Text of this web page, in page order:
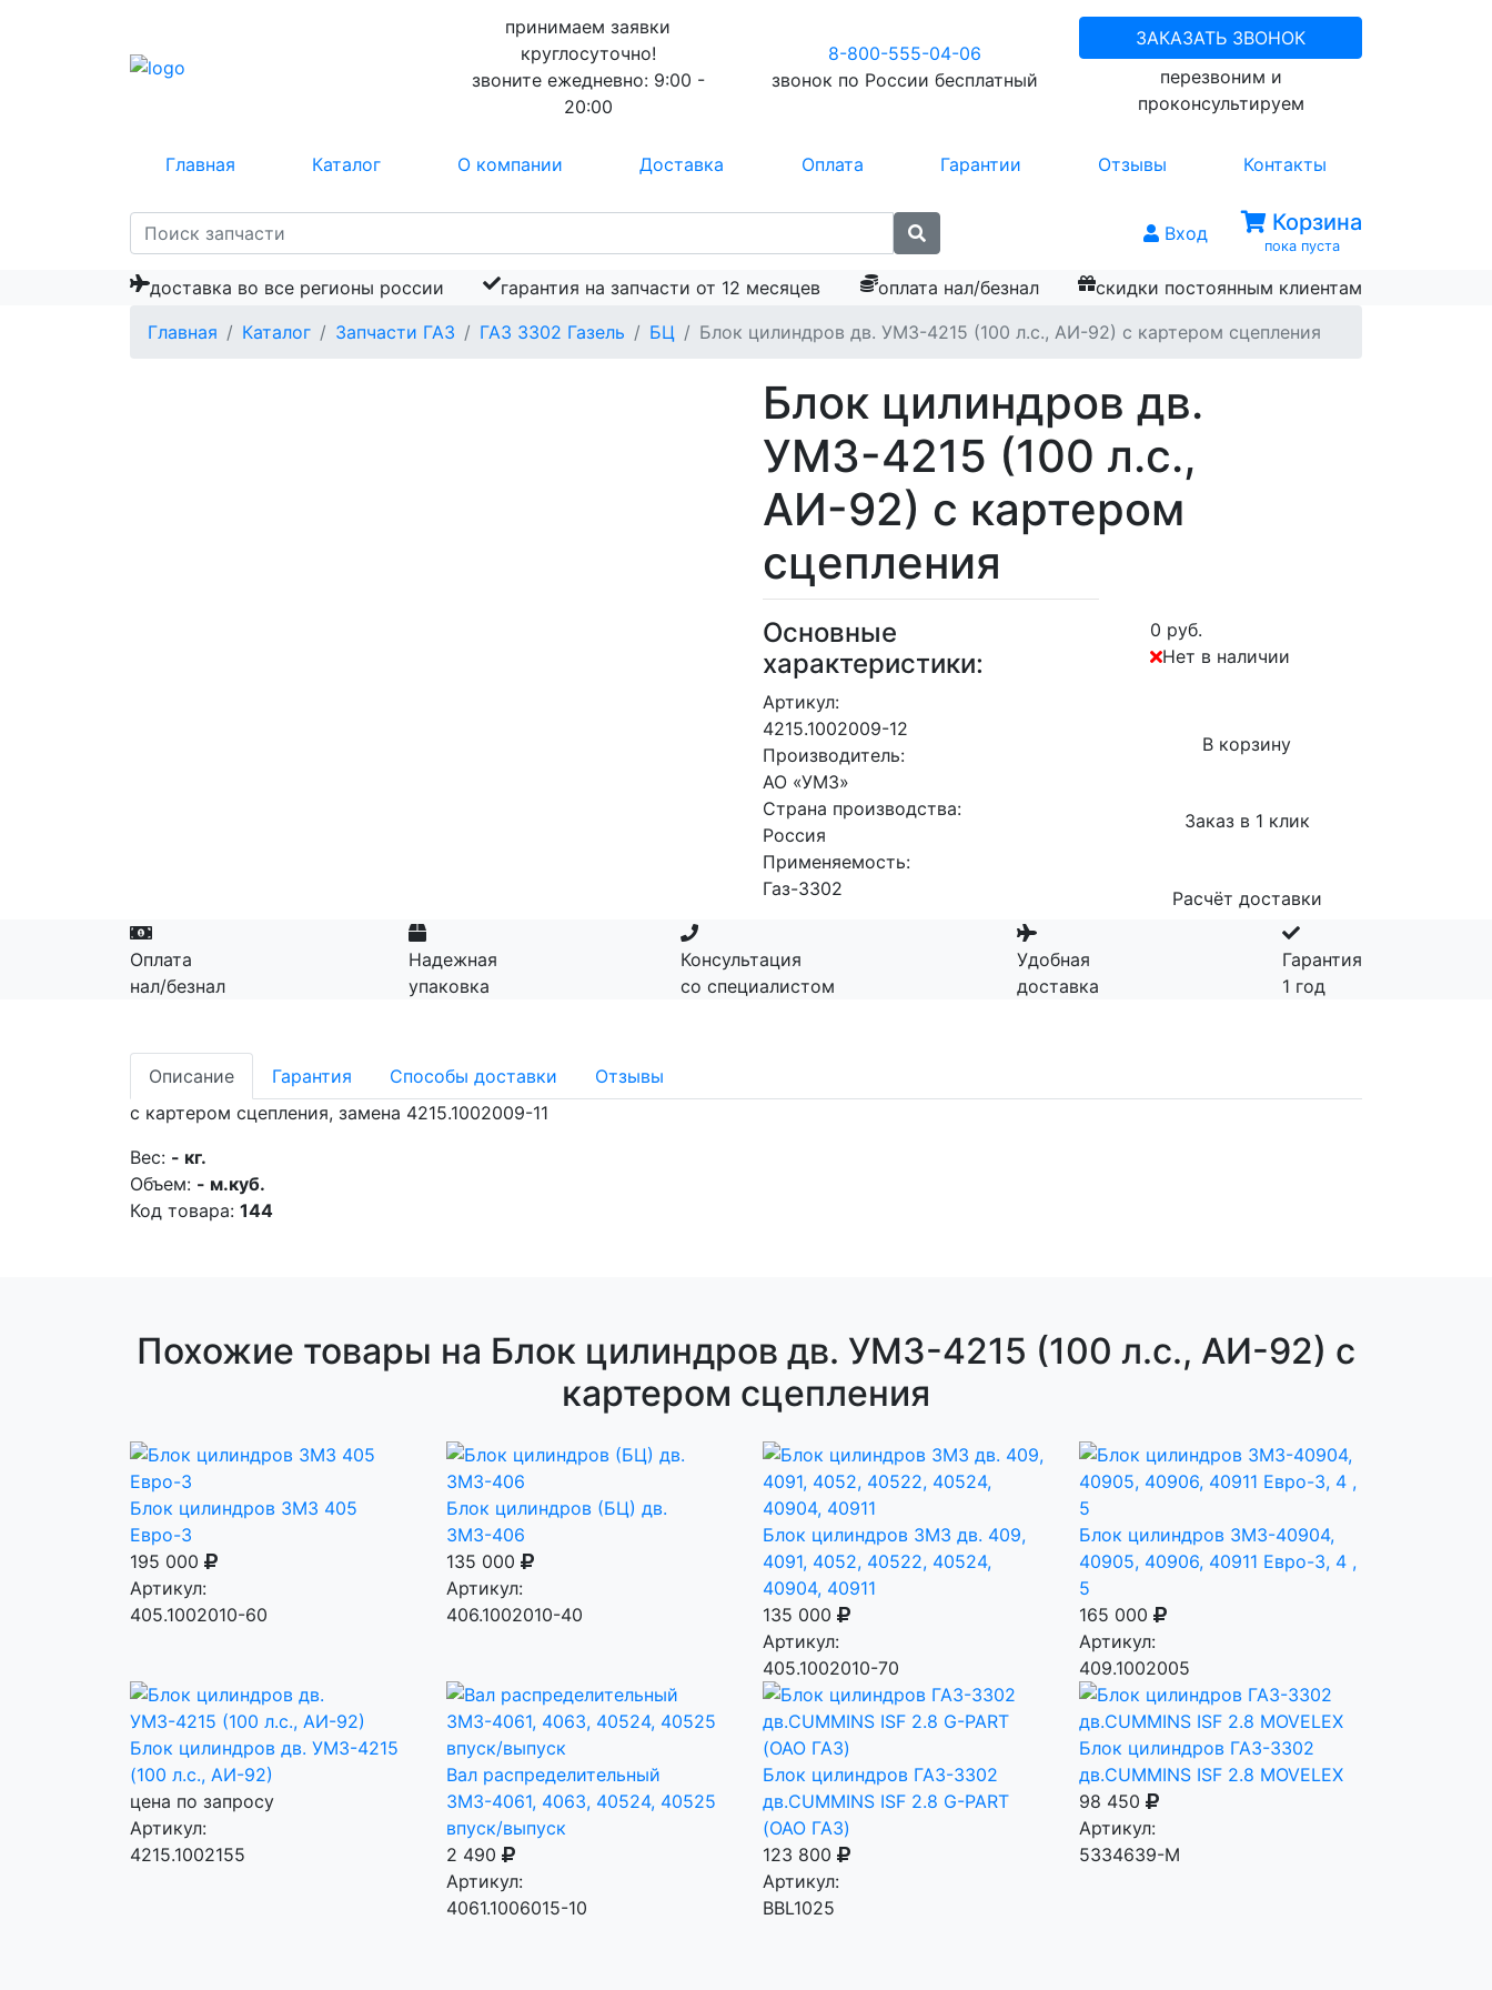
принимаем заявки
круглосуточно!
звоните ежедневно: 9:00 -
20:00
8-800-555-04-06
звонок по России бесплатный
ЗАКАЗАТЬ ЗВОНОК
перезвоним и
проконсультируем
Главная Каталог О компании Доставка Оплата Гарантии Отзывы Контакты
Вход Корзина
пока пуста
доставка во все регионы россии гарантия на запчасти от 12 месяцев оплата нал/безнал
скидки постоянным клиентам
Главная
Каталог Запчасти ГАЗ ГАЗ 3302 Газель БЦ Блок цилиндров дв. УМЗ-4215 (100 л.с., АИ-92) с картером сцепления
Блок цилиндров дв.
УМЗ-4215 (100 л.с.,
АИ-92) с картером
сцепления
Основные
характеристики:
Артикул:
4215.1002009-12
Производитель:
АО «УМЗ»
Страна производства:
Россия
Применяемость:
Газ-3302
0 руб.
Нет в наличии
В корзину
Заказ в 1 клик
Расчёт доставки
Оплата
нал/безнал
Надежная
упаковка
Консультация
со специалистом
Удобная
доставка
Гарантия
1 год
Описание Гарантия Способы доставки
Отзывы
с картером сцепления, замена 4215.1002009-11
Вес: - кг.
Объем: - м.куб.
Код товара: 144
Похожие товары на Блок цилиндров дв. УМЗ-4215 (100 л.с., АИ-92) с
картером сцепления
Блок цилиндров ЗМЗ 405
Евро-3
195 000
Артикул:
405.1002010-60
Блок цилиндров (БЦ) дв.
ЗМЗ-406
135 000
Артикул:
406.1002010-40
Блок цилиндров ЗМЗ дв. 409,
4091, 4052, 40522, 40524,
40904, 40911
135 000
Артикул:
405.1002010-70
Блок цилиндров ЗМЗ-40904,
40905, 40906, 40911 Евро-3, 4 ,
5
165 000
Артикул:
409.1002005
Блок цилиндров дв. УМЗ-4215
(100 л.с., АИ-92)
цена по запросу
Артикул:
4215.1002155
Вал распределительный
ЗМЗ-4061, 4063, 40524, 40525
впуск/выпуск
2 490
Артикул:
4061.1006015-10
Блок цилиндров ГАЗ-3302
дв.CUMMINS ISF 2.8 G-PART
(ОАО ГАЗ)
123 800
Артикул:
BBL1025
Блок цилиндров ГАЗ-3302
дв.CUMMINS ISF 2.8 MOVELEX
98 450
Артикул:
5334639-M